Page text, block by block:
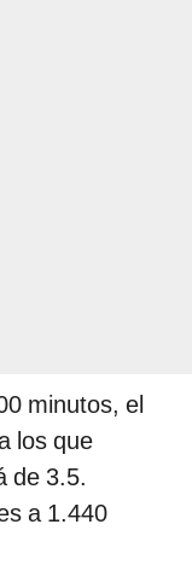
minutos, el
los que
de 3.5.
a 1.440